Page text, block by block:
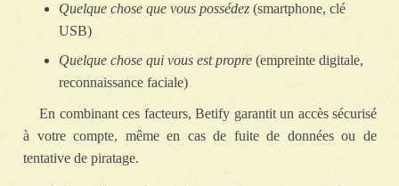
Quelque chose que vous possédez (smartphone, clé
USB)
Quelque chose qui vous est propre (empreinte digitale,
reconnaissance faciale)
En combinant ces facteurs, Betify garantit un accès sécurisé
à votre compte, même en cas de fuite de données ou de
tentative de piratage.